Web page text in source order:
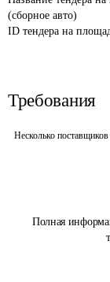
Полная
(сборное авто)
ID тендера на
Требования
Несколько поставщиков